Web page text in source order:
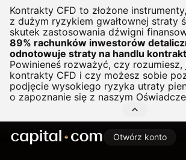
Kontrakty CFD to złożone
z dużym ryzykiem gwałtownej straty
skutek zastosowania dźwigni
89% rachunków inwestorów
odnotowuje straty na handlu
Powinieneś rozważyć, czy rozumiesz,
kontrakty CFD i czy możesz sobie
podjęcie wysokiego ryzyka utraty
o zapoznanie się z naszym
Otwórz konto